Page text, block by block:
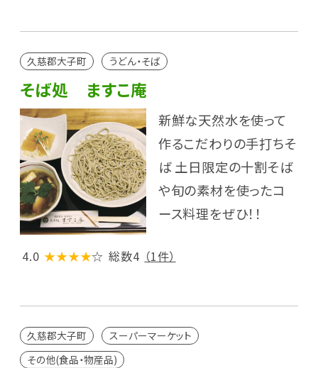
久慈郡大子町 うどん・そば
そば処 ますこ庵
新鮮な天然水を使って
作るこだわりの手打ちそ
ば 土日限定の十割そば
や旬の素材を使ったコ
ース料理をぜひ！！
4.0 ★★★★☆ 総数4 （1件）
久慈郡大子町
スーパーマーケット
その他(食品・物産品)